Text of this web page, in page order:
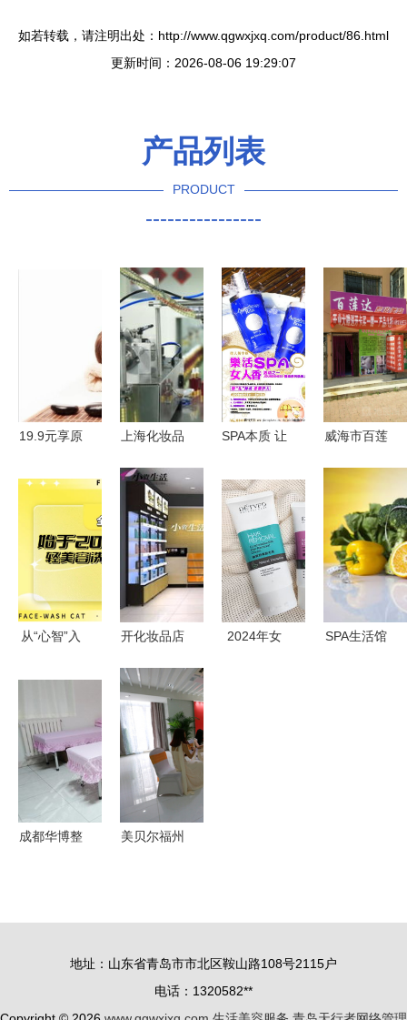
如若转载，请注明出处：http://www.qgwxjxq.com/product/86.html
更新时间：2026-08-06 19:29:07
产品列表
PRODUCT
----------------
19.9元享原
容护理，极
后的消费逻
辑
上海化妆品
厂 专业赋
能生活美容
服务品质升
级
SPA本质 让
为一种治愈
艺术
威海市百莲
品质生活美
容指南
从“心智”入
主宰生活美
容新物种市
场扩张
开化妆品店
资生活加盟
风险低回报
高的生活美
容选择
2024年女
SPA生活馆
成都华博整
美贝尔福州
地址：山东省青岛市市北区鞍山路108号2115户
电话：1320582**